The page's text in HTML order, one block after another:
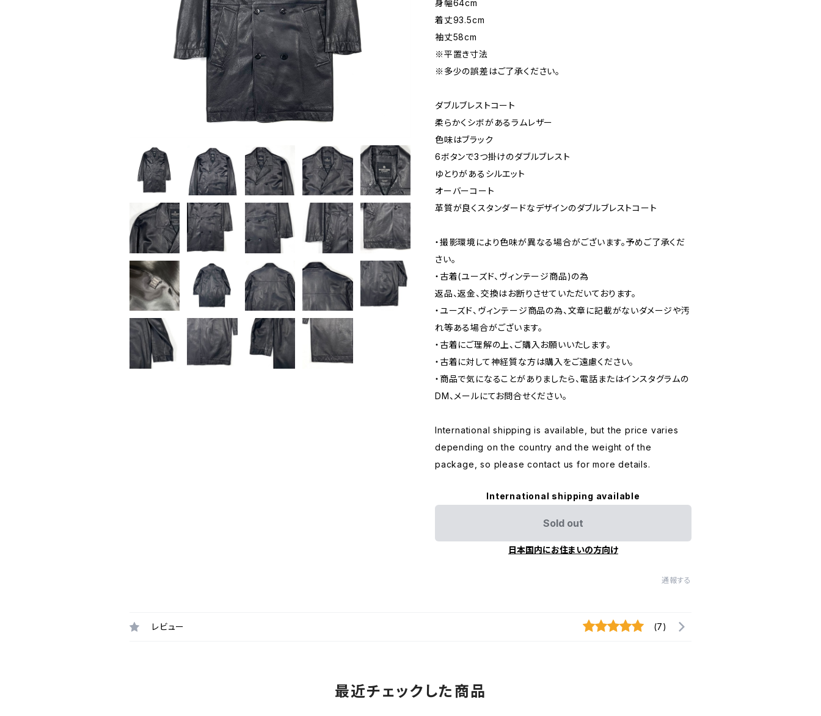
身幅64cm
着丈93.5cm
袖丈58cm
※平置き寸法
※多少の誤差はご了承ください。
ダブルブレストコート
柔らかくシボがあるラムレザー
色味はブラック
6ボタンで3つ掛けのダブルブレスト
ゆとりがあるシルエット
オーバーコート
革質が良くスタンダードなデザインのダブルブレストコート
・撮影環境により色味が異なる場合がございます。予めご了承くだ
さい。
・古着(ユーズド、ヴィンテージ商品)の為
返品、返金、交換はお断りさせていただいております。
・ユーズド、ヴィンテージ商品の為、文章に記載がないダメージや汚
れ等ある場合がございます。
・古着にご理解の上、ご購入お願いいたします。
・古着に対して神経質な方は購入をご遠慮ください。
・商品で気になることがありましたら、電話またはインスタグラムの
DM、メールにてお問合せください。
International shipping is available, but the price varies
depending on the country and the weight of the
package, so please contact us for more details.
International shipping available
Sold out
日本国内にお住まいの方向け
通報する
レビュー (7)
最近チェックした商品